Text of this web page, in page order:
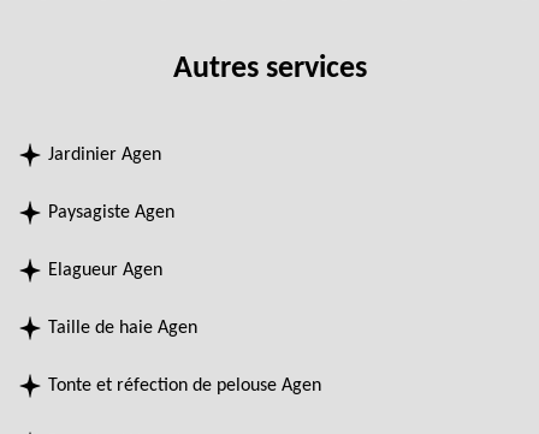
Autres services
Jardinier Agen
Paysagiste Agen
Elagueur Agen
Taille de haie Agen
Tonte et réfection de pelouse Agen